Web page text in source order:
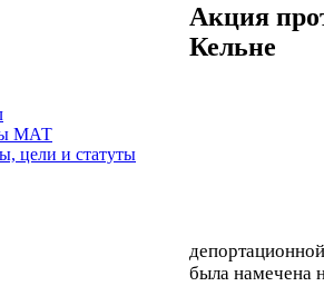
МАТ
цели и статуты
Акция
Кельне
была намечена